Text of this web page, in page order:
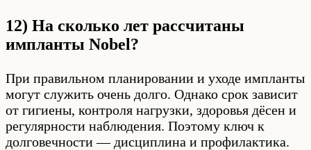
12) На сколько лет рассчитаны
импланты Nobel?
При правильном планировании и уходе импланты
могут служить очень долго. Однако срок зависит
от гигиены, контроля нагрузки, здоровья дёсен и
регулярности наблюдения. Поэтому ключ к
долговечности — дисциплина и профилактика.